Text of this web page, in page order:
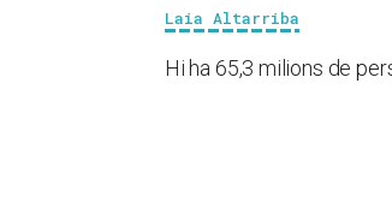
Laia Altarriba
Hi ha 65,3 milions de